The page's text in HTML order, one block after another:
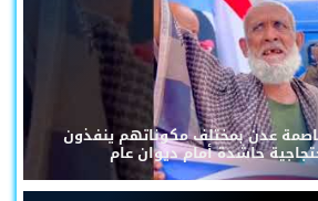
عدن بمختلف مكوناتهم ينفذون
حاشدة أمام ديوان عام